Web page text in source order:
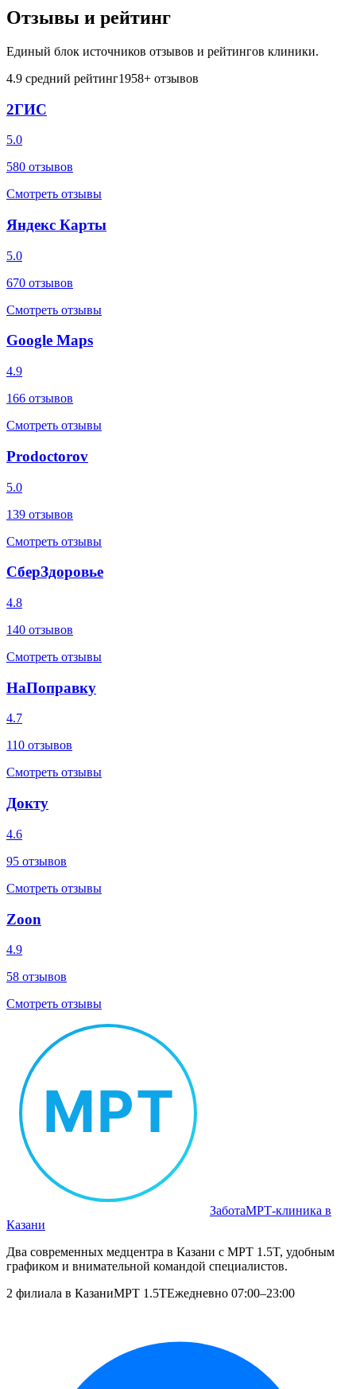
Отзывы и рейтинг
Единый блок источников отзывов и рейтингов клиники.
4.9 средний рейтинг1958+ отзывов
2ГИС
5.0
580 отзывов
Смотреть отзывы
Яндекс Карты
5.0
670 отзывов
Смотреть отзывы
Google Maps
4.9
166 отзывов
Смотреть отзывы
Prodoctorov
5.0
139 отзывов
Смотреть отзывы
СберЗдоровье
4.8
140 отзывов
Смотреть отзывы
НаПоправку
4.7
110 отзывов
Смотреть отзывы
Докту
4.6
95 отзывов
Смотреть отзывы
Zoon
4.9
58 отзывов
Смотреть отзывы
ЗаботаМРТ‑клиника в
Казани
Два современных медцентра в Казани с МРТ 1.5T, удобным
графиком и внимательной командой специалистов.
2 филиала в КазаниМРТ 1.5TЕжедневно 07:00–23:00